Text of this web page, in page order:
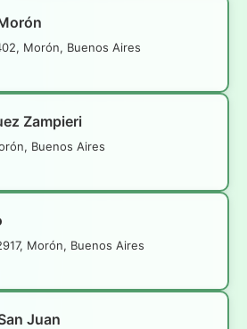
Morón, Buenos Aires
Zampieri
Buenos Aires
Morón, Buenos Aires
Juan